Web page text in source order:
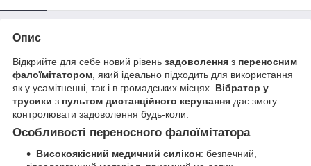
Опис
Відкрийте для себе новий рівень задоволення з переносним
фалоїмітатором , який ідеально підходить для використання
як у усамітненні, так і в громадських місцях. Вібратор у
трусики з пультом дистанційного керування дає змогу
контролювати задоволення будь-коли.
Особливості переносного фалоїмітатора
Високоякісний медичний силікон: безпечний,